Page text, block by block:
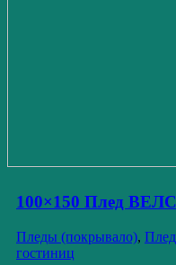
100×150 Плед
Пледы (покрывало),
гостиниц